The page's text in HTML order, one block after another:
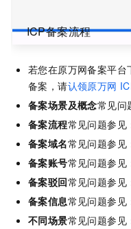
ICP备案流程
若您在原万网备案平台
备案，请认领原万网
备案场景及概念常见问
备案流程常见问题参见
备案域名常见问题参见
备案账号常见问题参见
备案驳回常见问题参见
备案信息常见问题参见
不同场景常见问题参见